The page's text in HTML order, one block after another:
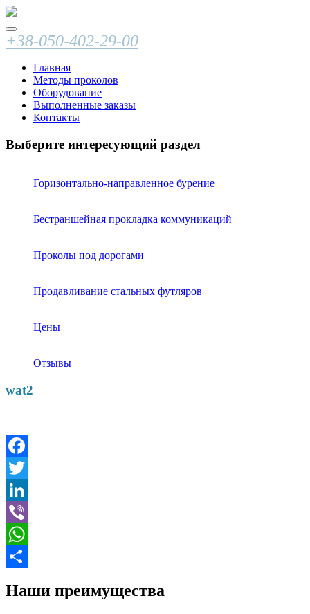
+38-050-402-29-00
Главная
Методы проколов
Оборудование
Выполненные заказы
Контакты
Выберите интересующий раздел
Горизонтально-направленное бурение
Бестраншейная прокладка коммуникаций
Проколы под дорогами
Продавливание стальных футляров
Цены
Отзывы
wat2
Facebook
Twitter
LinkedIn
Viber
WhatsApp
Наши преимущества